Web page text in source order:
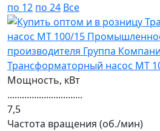
по 12 по 24 Все
Трансформаторный насос МТ
Мощность, кВт
...............................
7,5
Частота вращения (об./мин)